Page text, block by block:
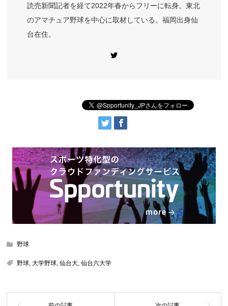
読売新聞記者を経て2022年春からフリーに転身。東北
のアマチュア野球を中心に取材している。福岡出身仙
台在住。
野球
野球,大学野球,仙台大,仙台六大学